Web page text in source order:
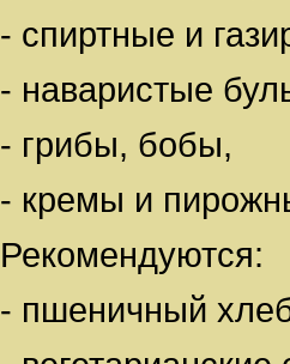
- спиртные и
- наваристые
- грибы, бобы,
- кремы и
Рекомендуются:
- пшеничный